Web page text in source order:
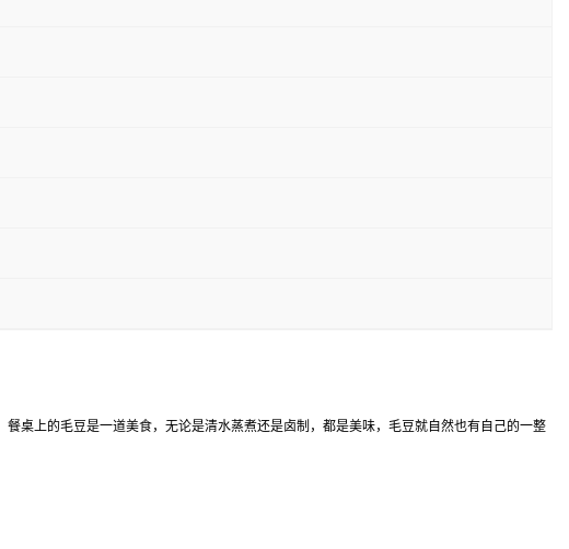
餐桌上的毛豆是一道美食，无论是清水蒸煮还是卤制，都是美味，毛豆就自然也有自己的一整